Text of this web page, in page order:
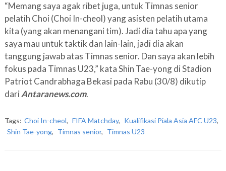
“Memang saya agak ribet juga, untuk Timnas senior
pelatih Choi (Choi In-cheol) yang asisten pelatih utama
kita (yang akan menangani tim). Jadi dia tahu apa yang
saya mau untuk taktik dan lain-lain, jadi dia akan
tanggung jawab atas Timnas senior. Dan saya akan lebih
fokus pada Timnas U23,” kata Shin Tae-yong di Stadion
Patriot Candrabhaga Bekasi pada Rabu (30/8) dikutip
dari Antaranews.com.
Tags: Choi In-cheol, FIFA Matchday, Kualifikasi Piala Asia AFC U23,
Shin Tae-yong, Timnas senior, Timnas U23